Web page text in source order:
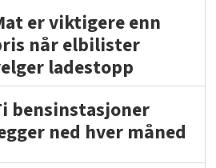
er viktigere enn
når elbilister
ladestopp
bensinstasjoner
ned hver måned